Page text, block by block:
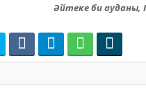
Әйтеке би ауданы,